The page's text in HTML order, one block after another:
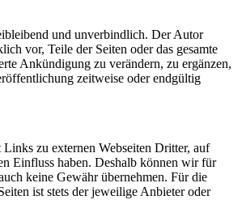
und unverbindlich. Der Autor
vor, Teile der Seiten oder das gesamte
Ankündigung zu verändern, zu ergänzen,
zeitweise oder endgültig
zu externen Webseiten Dritter, auf
Einfluss haben. Deshalb können wir für
keine Gewähr übernehmen. Für die
ist stets der jeweilige Anbieter oder